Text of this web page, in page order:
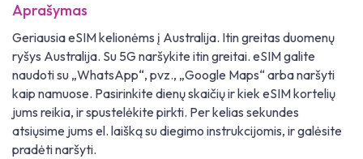
Aprašymas
Geriausia eSIM kelionėms į Australija. Itin greitas duomenų
ryšys Australija. Su 5G naršykite itin greitai. eSIM galite
naudoti su „WhatsApp“, pvz., „Google Maps“ arba naršyti
kaip namuose. Pasirinkite dienų skaičių ir kiek eSIM kortelių
jums reikia, ir spustelėkite pirkti. Per kelias sekundes
atsiųsime jums el. laišką su diegimo instrukcijomis, ir galėsite
pradėti naršyti.